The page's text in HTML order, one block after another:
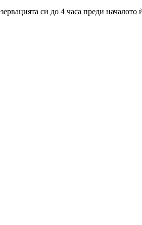
си до 4 часа преди